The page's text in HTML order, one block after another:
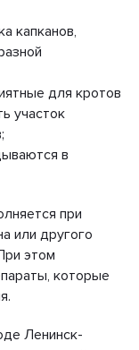
капканов,
для кротов
участок
в
при
или другого
этом
которые
Ленинск-